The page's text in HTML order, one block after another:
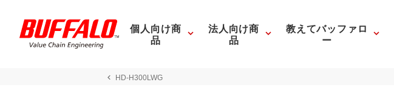
個人向け商
品
法人向け商
品
教えてバッファロ
ー
HD-H300LWG